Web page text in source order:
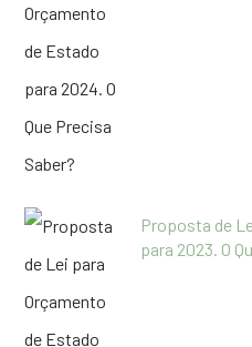
Proposta de
para 2023. O